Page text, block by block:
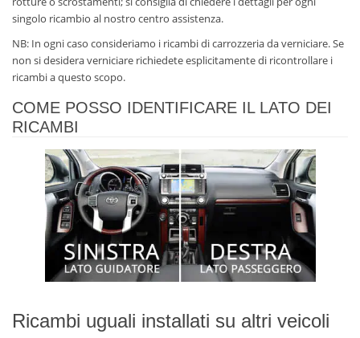
singolo ricambio al nostro centro assistenza.
NB: In ogni caso consideriamo i ricambi di carrozzeria da verniciare. Se
non si desidera verniciare richiedete esplicitamente di ricontrollare i
ricambi a questo scopo.
COME POSSO IDENTIFICARE IL LATO DEI
RICAMBI
Ricambi uguali installati su altri veicoli